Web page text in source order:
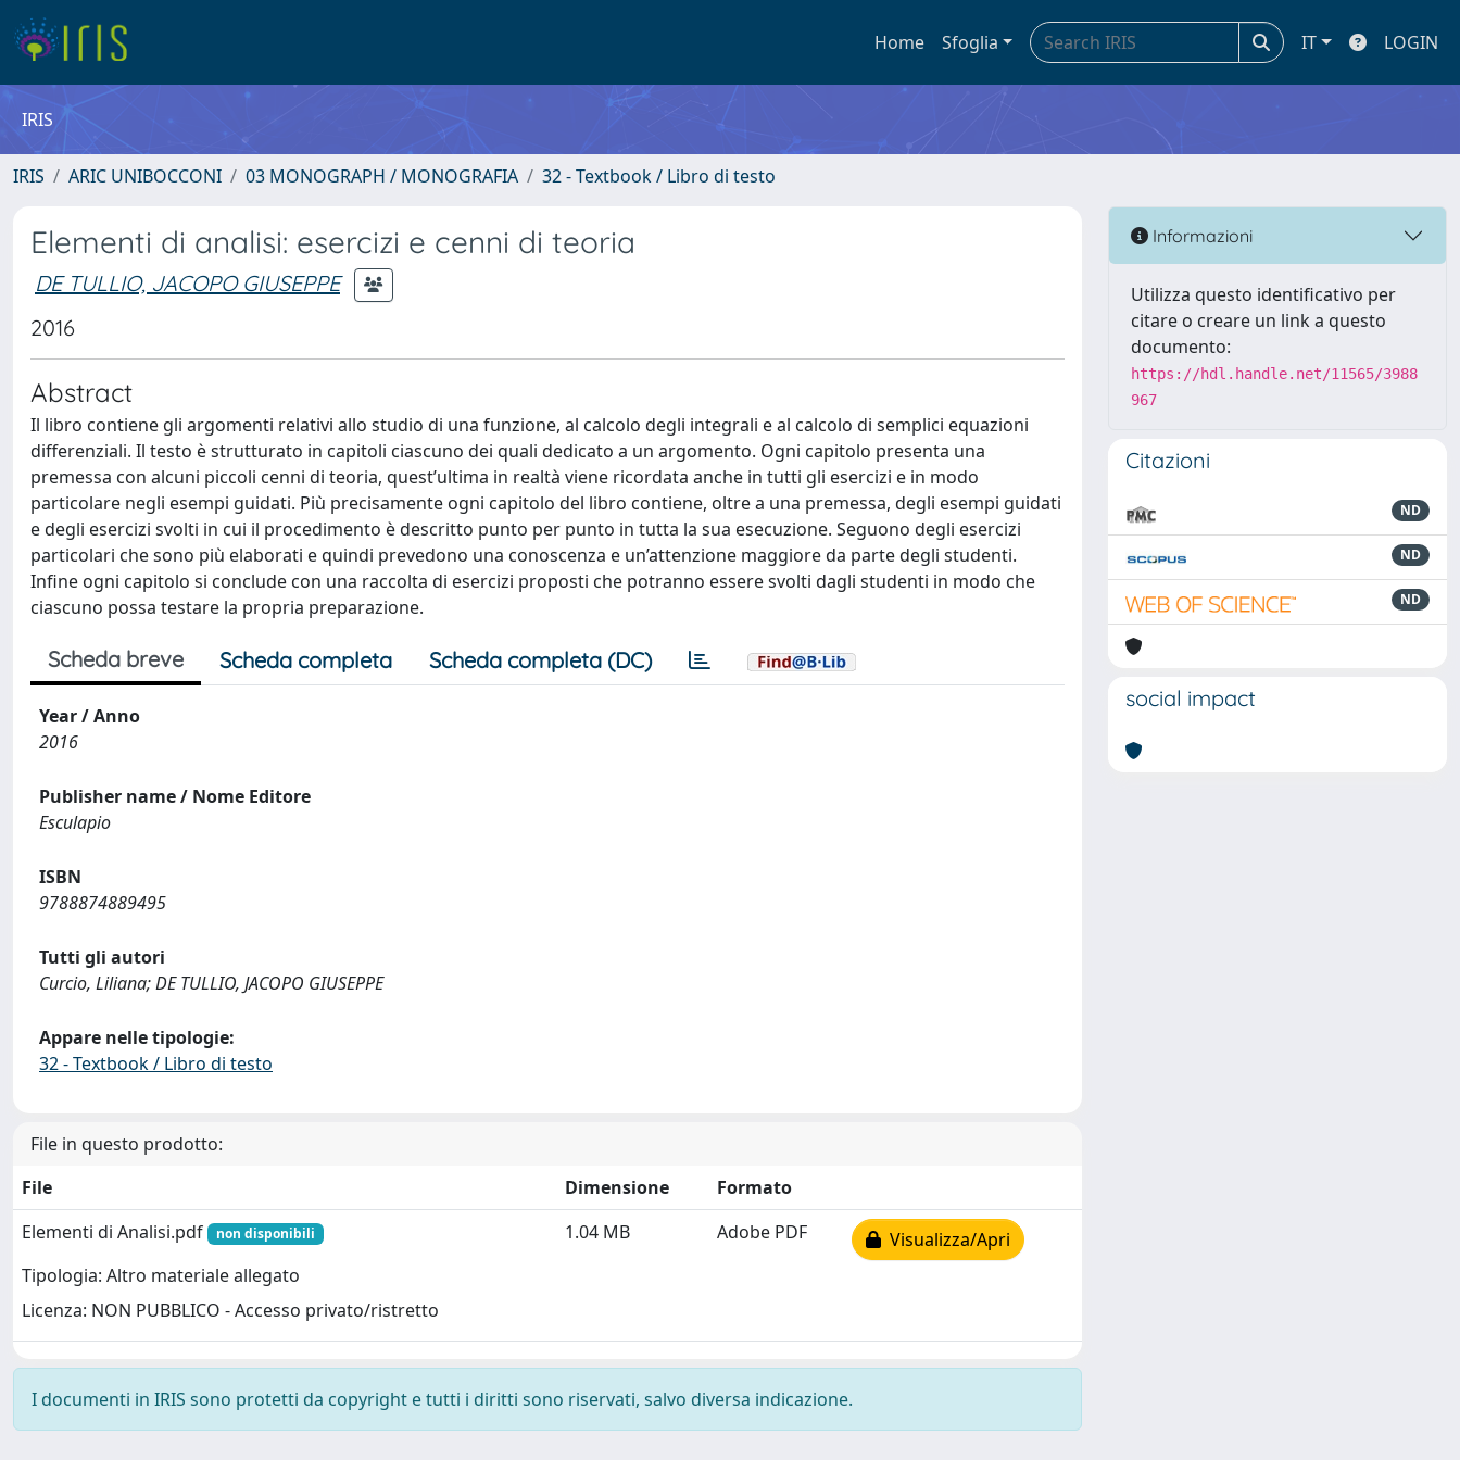
Home Sfoglia IT LOGIN
IRIS
IRIS ARIC UNIBOCCONI 03 MONOGRAPH / MONOGRAFIA 32 - Textbook / Libro di testo
Elementi di analisi: esercizi e cenni di teoria
DE TULLIO, JACOPO GIUSEPPE
2016
Abstract
Il libro contiene gli argomenti relativi allo studio di una funzione, al calcolo degli integrali e al calcolo di semplici equazioni
differenziali. Il testo è strutturato in capitoli ciascuno dei quali dedicato a un argomento. Ogni capitolo presenta una
premessa con alcuni piccoli cenni di teoria, quest’ultima in realtà viene ricordata anche in tutti gli esercizi e in modo
particolare negli esempi guidati. Più precisamente ogni capitolo del libro contiene, oltre a una premessa, degli esempi guidati
e degli esercizi svolti in cui il procedimento è descritto punto per punto in tutta la sua esecuzione. Seguono degli esercizi
particolari che sono più elaborati e quindi prevedono una conoscenza e un’attenzione maggiore da parte degli studenti.
Infine ogni capitolo si conclude con una raccolta di esercizi proposti che potranno essere svolti dagli studenti in modo che
ciascuno possa testare la propria preparazione.
Scheda breve Scheda completa Scheda completa (DC)
Year / Anno
2016
Publisher name / Nome Editore
Esculapio
ISBN
9788874889495
Tutti gli autori
Curcio, Liliana; DE TULLIO, JACOPO GIUSEPPE
Appare nelle tipologie:
32 - Textbook / Libro di testo
File in questo prodotto:
File
Dimensione
Formato
Elementi di Analisi.pdf
non disponibili
Tipologia: Altro materiale allegato
Licenza: NON PUBBLICO - Accesso privato/ristretto
1.04 MB Adobe PDF Visualizza/Apri
I documenti in IRIS sono protetti da copyright e tutti i diritti sono riservati, salvo diversa indicazione.
Informazioni
Utilizza questo identificativo per
citare o creare un link a questo
documento:
https://hdl.handle.net/11565/3988
967
Citazioni
ND
ND
ND
social impact